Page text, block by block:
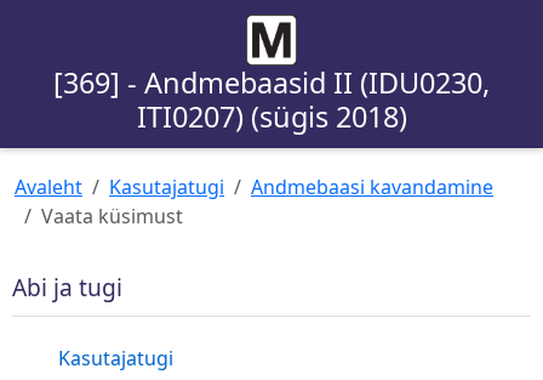
[369] - Andmebaasid II (IDU0230,
ITI0207) (sügis 2018)
Avaleht Kasutajatugi
Andmebaasi kavandamine
Vaata küsimust
Abi ja tugi
Kasutajatugi